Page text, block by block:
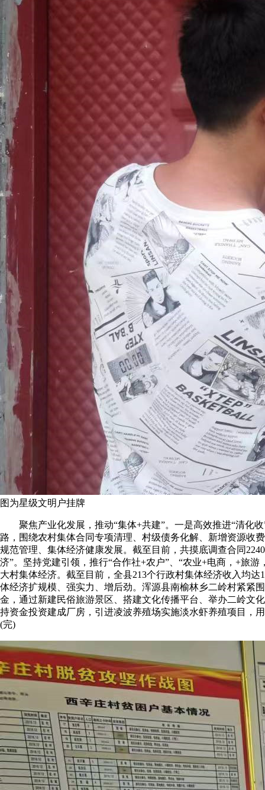
图为星级文明户挂牌
聚焦产业化发展，推动“集体+共建”。一是高效推进“清化收
路，围绕农村集体合同专项清理、村级债务化解、新增资源收
规范管理、集体经济健康发展。截至目前，共摸底调查合同
济”。坚持党建引领，推行“合作社+农户”、“农业+电商，+旅
大村集体经济。截至目前，全县213个行政村集体经济收入均
体经济扩规模、强实力、增后劲。浑源县南榆林乡二岭村紧紧
金，通过新建民俗旅游景区、搭建文化传播平台、举办二岭文
持资金投资建成厂房，引进凌波养殖场实施淡水虾养殖项目，
(完)